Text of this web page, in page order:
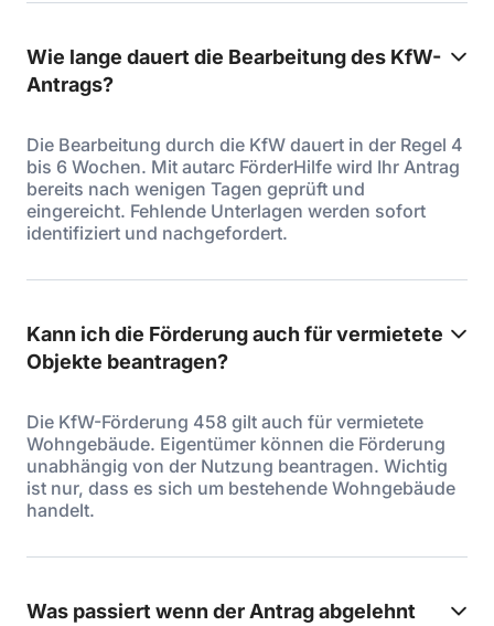
Wie lange dauert die Bearbeitung des KfW-
Antrags?
Die Bearbeitung durch die KfW dauert in der Regel 4
bis 6 Wochen. Mit autarc FörderHilfe wird Ihr Antrag
bereits nach wenigen Tagen geprüft und
eingereicht. Fehlende Unterlagen werden sofort
identifiziert und nachgefordert.
Kann ich die Förderung auch für vermietete
Objekte beantragen?
Die KfW-Förderung 458 gilt auch für vermietete
Wohngebäude. Eigentümer können die Förderung
unabhängig von der Nutzung beantragen. Wichtig
ist nur, dass es sich um bestehende Wohngebäude
handelt.
Was passiert wenn der Antrag abgelehnt